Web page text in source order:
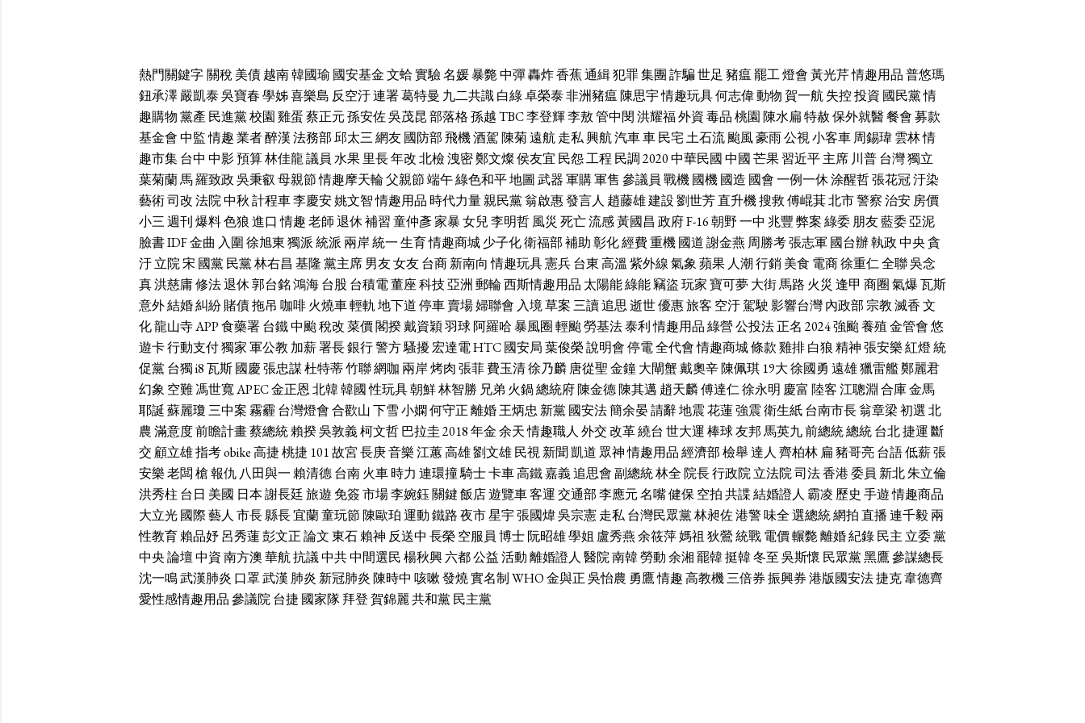
熱門關鍵字關稅美債越南韓國瑜 國安基金文蛤實驗名媛暴斃中彈轟炸香蕉通緝犯罪集團詐騙世足 豬瘟罷工燈會黃光芹情趣用品普悠瑪
鈕承澤嚴凱泰吳寶春學姊喜樂島 反空汙連署葛特曼 九二共識白綠卓榮泰非洲豬瘟陳思宇情趣玩具何志偉動物賀一航失控投資 國民黨情
趣購物黨產 民進黨校園雞蛋蔡正元孫安佐吳茂昆部落格孫越TBC李登輝李敖管中閔洪耀福外資毒品桃園陳水扁特赦保外就醫餐會募款
基金會中監情趣業者醉漢法務部邱太三網友國防部飛機酒駕陳菊遠航走私興航汽車車民宅土石流颱風豪雨公視小客車周錫瑋雲林情
趣市集台中 中影預算林佳龍議員 水果里長年改北檢洩密鄭文燦侯友宜 民怨工程 民調2020中華民國中國芒果習近平主席 川普台灣獨立
葉菊蘭馬羅致政吳秉叡母親節情趣摩天輪父親節端午綠色和平地圖武器軍購軍售 參議員 戰機國機國造 國會一例一休涂醒哲張花冠汙染
藝術司改法院中秋計程車李慶安姚文智情趣用品 時代力量親民黨翁啟惠發言人 趙藤雄建設劉世芳直升機搜救傅崐萁北市警察治安房價
小三週刊爆料色狼進口 情趣老師退休補習童仲彥家暴女兒李明哲風災 死亡流感黃國昌 政府F-16朝野一中 兆豐弊案綠委朋友藍委亞泥
臉書IDF金曲 入圍徐旭東獨派統派 兩岸統一生育情趣商城少子化衛福部補助彰化經費重機國道謝金燕 周勝考張志軍國台辦執政中央貪
汙立院宋 國黨民黨林右昌 基隆黨主席男友女友台商新南向 情趣玩具憲兵台東高溫 紫外線氣象蘋果 人潮行銷美食 電商徐重仁全聯吳念
真洪慈庸修法退休郭台銘鴻海台股 台積電董座科技亞洲 郵輪西斯情趣用品 太陽能綠能竊盜玩家寶可夢大街馬路 火災 逢甲 商圈氣爆瓦斯
意外結婚糾紛賭債拖吊 咖啡火燒車輕軌地下道停車賣場婦聯會 入境草案三讀追思逝世優惠旅客 空汙駕駛影響台灣內政部宗教滅香文
化龍山寺APP食藥署台鐵中颱稅改菜價閣揆戴資穎羽球阿羅哈暴風圈輕颱勞基法泰利情趣用品綠營公投法正名 2024強颱養殖金管會悠
遊卡行動支付獨家軍公教 加薪署長銀行警方騷擾宏達電HTC國安局葉俊榮說明會停電全代會情趣商城條款雞排白狼精神張安樂紅燈統
促黨台獨i8瓦斯國慶張忠謀杜特蒂竹聯網咖 兩岸烤肉張菲費玉清徐乃麟唐從聖金鐘大閘蟹戴奧辛陳佩琪 19大徐國勇 遠雄獵雷艦鄭麗君
幻象 空難馮世寬APEC金正恩北韓韓國性玩具朝鮮林智勝 兄弟 火鍋總統府陳金德陳其邁 趙天麟傅達仁徐永明 慶富 陸客江聰淵 合庫金馬
耶誕蘇麗瓊三中案霧霾 台灣燈會合歡山下雪小嫻何守正離婚王炳忠 新黨國安法簡余晏請辭地震花蓮強震衛生紙台南市長翁章梁初選北
農滿意度前瞻計畫蔡總統賴揆吳敦義柯文哲巴拉圭2018年金余天情趣職人 外交改革繞台 世大運棒球友邦馬英九前總統總統台北捷運 斷
交 顧立雄指考obike高捷桃捷 101故宮長庚音樂江蕙高雄劉文雄民視新聞 凱道 眾神情趣用品經濟部檢舉達人 齊柏林 扁豬哥亮台語低薪張
安樂老闆槍報仇 八田與一賴清德台南火車時力 連環撞騎士卡車高鐵嘉義追思會副總統林全 院長行政院立法院司法香港委員 新北朱立倫
洪秀柱 台日 美國 日本謝長廷旅遊 免簽市場李婉鈺關鍵飯店遊覽車客運交通部李應元名嘴健保空拍共諜結婚證人 霸凌 歷史 手遊情趣商品
大立光國際藝人 市長縣長宜蘭童玩節陳歐珀運動鐵路夜市星宇張國煒吳宗憲走私台灣民眾黨林昶佐港警味全選總統網拍直播連千毅兩
性教育賴品妤呂秀蓮彭文正論文東石賴神 反送中 長榮空服員 博士阮昭雄學姐 盧秀燕余筱萍媽祖 狄鶯統戰電價輾斃離婚紀錄民主 立委黨
中央論壇中資南方澳華航抗議中共中間選民楊秋興六都公益活動離婚證人 醫院南韓勞動余湘罷韓挺韓冬至吳斯懷 民眾黨黑鷹參謀總長
沈一鳴武漢肺炎 口罩武漢 肺炎 新冠肺炎陳時中 咳嗽發燒實名制WHO金與正吳怡農 勇鷹情趣高教機三倍券振興券港版國安法捷克韋德齊
愛性感情趣用品參議院台捷 國家隊拜登賀錦麗共和黨民主黨